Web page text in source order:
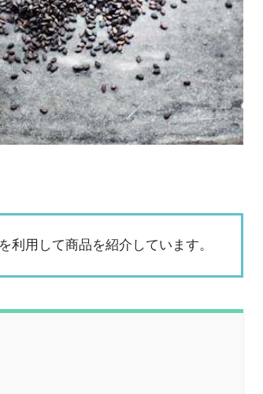
利用して商品を紹介しています。